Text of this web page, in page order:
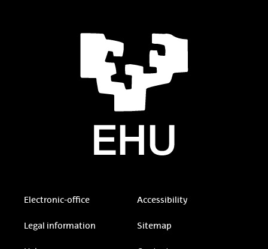
Electronic-office Accessibility
Legal information Sitemap